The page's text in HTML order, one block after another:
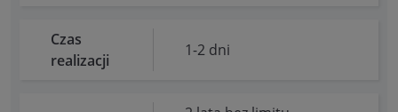
Czas
realizacji
1-2 dni